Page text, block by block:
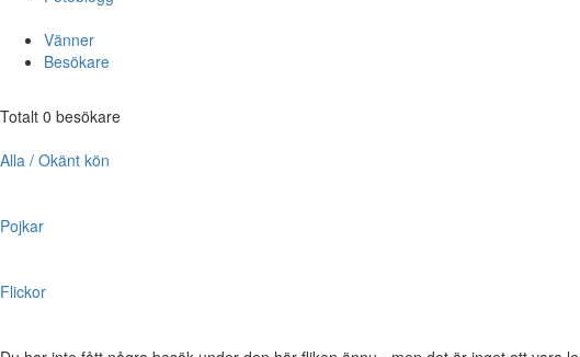
Vänner
Besökare
Totalt 0 besökare
Alla / Okänt kön
Pojkar
Flickor